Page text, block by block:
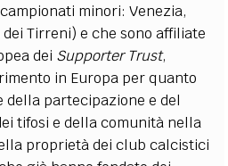
minori: Venezia,
dei Tirreni) e che sono affiliate
dei Supporter Trust,
in Europa per quanto
partecipazione e del
tifosi e della comunità nella
proprietà dei club calcistici